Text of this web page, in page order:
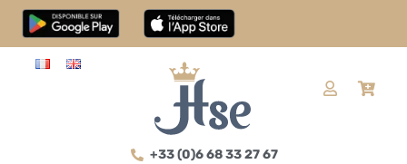
+33 (0)6 68 33 27 67